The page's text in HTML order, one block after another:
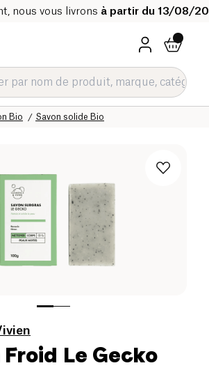
nous vous livrons à partir du 13/08/
Savon solide Bio
Bio
Hygiène & Beauté
bio
Froid Le Gecko